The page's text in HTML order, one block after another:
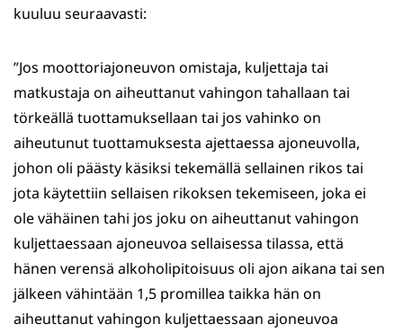
kuuluu seuraavasti:
”Jos moottoriajoneuvon omistaja, kuljettaja tai
matkustaja on aiheuttanut vahingon tahallaan tai
törkeällä tuottamuksellaan tai jos vahinko on
aiheutunut tuottamuksesta ajettaessa ajoneuvolla,
johon oli päästy käsiksi tekemällä sellainen rikos tai
jota käytettiin sellaisen rikoksen tekemiseen, joka ei
ole vähäinen tahi jos joku on aiheuttanut vahingon
kuljettaessaan ajoneuvoa sellaisessa tilassa, että
hänen verensä alkoholipitoisuus oli ajon aikana tai sen
jälkeen vähintään 1,5 promillea taikka hän on
aiheuttanut vahingon kuljettaessaan ajoneuvoa